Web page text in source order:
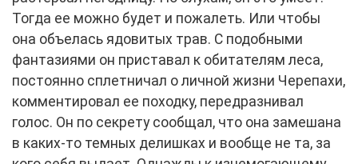
Тогда ее можно будет и пожалеть. Или чтобы
она объелась ядовитых трав. С подобными
фантазиями он приставал к обитателям леса,
постоянно сплетничал о личной жизни Черепахи,
комментировал ее походку, передразнивал
голос. Он по секрету сообщал, что она замешана
в каких-то темных делишках и вообще не та, за